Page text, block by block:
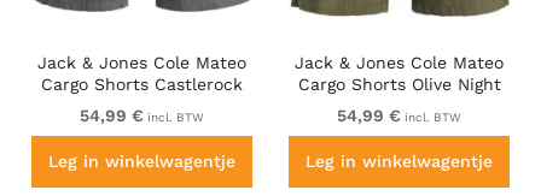
Jack & Jones Cole Mateo
Cargo Shorts Castlerock
54,99 € incl. BTW
Leg in winkelwagentje
Jack & Jones Cole Mateo
Cargo Shorts Olive Night
54,99 € incl. BTW
Leg in winkelwagentje